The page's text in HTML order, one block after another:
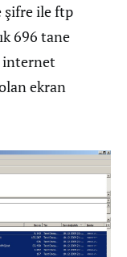
şifre ile ftp
696 tane
internet
ekran